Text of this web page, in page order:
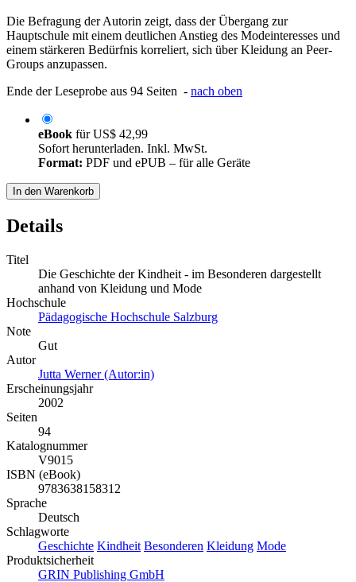
Die Befragung der Autorin zeigt, dass der Übergang zur
Hauptschule mit einem deutlichen Anstieg des Modeinteresses und
einem stärkeren Bedürfnis korreliert, sich über Kleidung an Peer-
Groups anzupassen.
Ende der Leseprobe aus 94 Seiten - nach oben
eBook fürUS$ 42,99
Sofort herunterladen. Inkl. MwSt.
Format: PDF und ePUB – für alle Geräte
In den Warenkorb
Details
Titel
Die Geschichte der Kindheit - im Besonderen dargestellt
anhand von Kleidung und Mode
Hochschule
Pädagogische Hochschule Salzburg
Note
Gut
Autor
Jutta Werner (Autor:in)
Erscheinungsjahr
2002
Seiten
94
Katalognummer
V9015
ISBN (eBook)
9783638158312
Sprache
Deutsch
Schlagworte
Geschichte Kindheit Besonderen Kleidung Mode
Produktsicherheit
GRIN Publishing GmbH